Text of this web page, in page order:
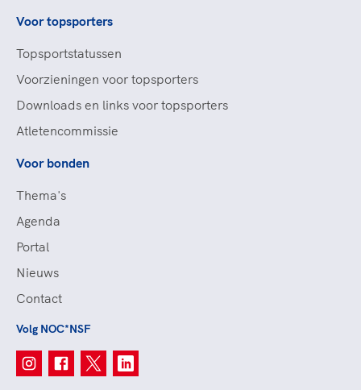
Voor topsporters
Topsportstatussen
Voorzieningen voor topsporters
Downloads en links voor topsporters
Atletencommissie
Voor bonden
Thema's
Agenda
Portal
Nieuws
Contact
Volg NOC*NSF